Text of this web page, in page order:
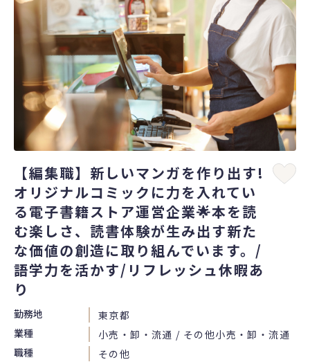
【編集職】新しいマンガを作り出す!
オリジナルコミックに力を入れてい
る電子書籍ストア運営企業🌟本を読
む楽しさ、読書体験が生み出す新た
な価値の創造に取り組んでいます。/
語学力を活かす/リフレッシュ休暇あ
り
勤務地
東京都
業種
小売・卸・流通 / その他小売・卸・流通
職種
その他